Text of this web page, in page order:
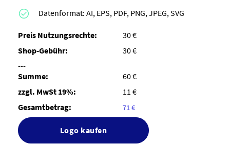
Datenformat: AI, EPS, PDF, PNG, JPEG, SVG
Preis Nutzungsrechte:
30 €
Shop-Gebühr:
30 €
---
Summe:
60 €
zzgl. MwSt 19%:
11 €
Gesamtbetrag:
71 €
Logo kaufen